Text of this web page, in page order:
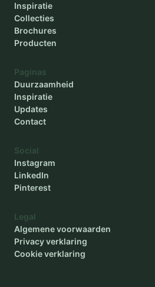
Inspiratie
Collecties
Brochures
Producten
Paginas
Duurzaamheid
Inspiratie
Updates
Contact
Social
Instagram
LinkedIn
Pinterest
Legal
Algemene voorwaarden
Privacy verklaring
Cookie verklaring